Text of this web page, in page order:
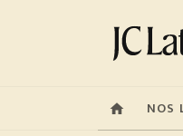
MENU
home NOS